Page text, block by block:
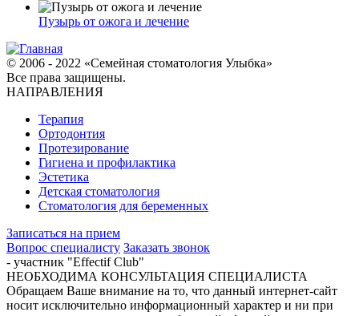
Пузырь от ожога и лечение
© 2006 - 2022 «Семейная стоматология Улыбка»
Все права защищены.
НАПРАВЛЕНИЯ
Терапия
Ортодонтия
Протезирование
Гигиена и профилактика
Эстетика
Детская стоматология
Стоматология для беременных
Записаться на прием
Вопрос специалисту Заказать звонок
- участник "Effectif Club"
НЕОБХОДИМА КОНСУЛЬТАЦИЯ СПЕЦИАЛИСТА
Обращаем Ваше внимание на то, что данный интернет-сайт
носит исключительно информационный характер и ни при